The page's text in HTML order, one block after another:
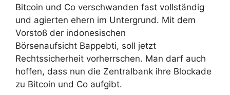
Bitcoin und Co verschwanden fast vollständig
und agierten ehern im Untergrund. Mit dem
Vorstoß der indonesischen
Börsenaufsicht Bappebti, soll jetzt
Rechtssicherheit vorherrschen. Man darf auch
hoffen, dass nun die Zentralbank ihre Blockade
zu Bitcoin und Co aufgibt.